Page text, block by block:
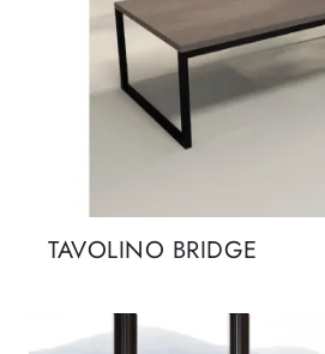
TAVOLINO BRIDGE